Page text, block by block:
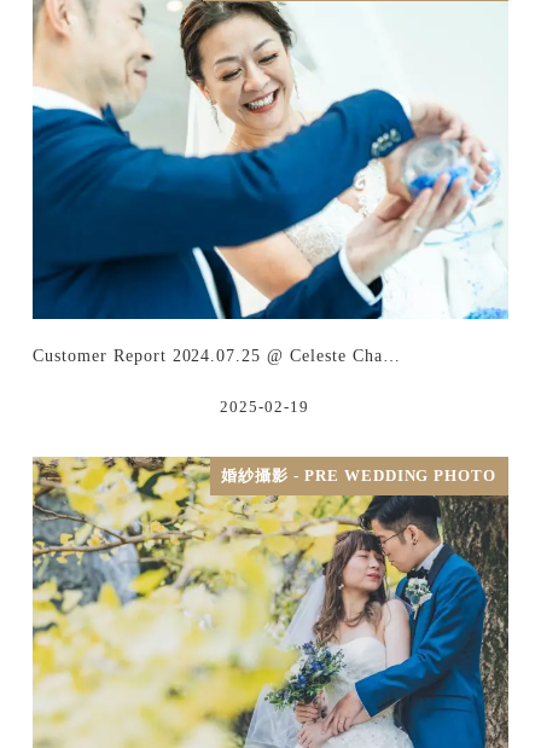
Customer Report 2024.07.25 @ Celeste Cha…
2025-02-19
婚紗攝影 - PRE WEDDING PHOTO